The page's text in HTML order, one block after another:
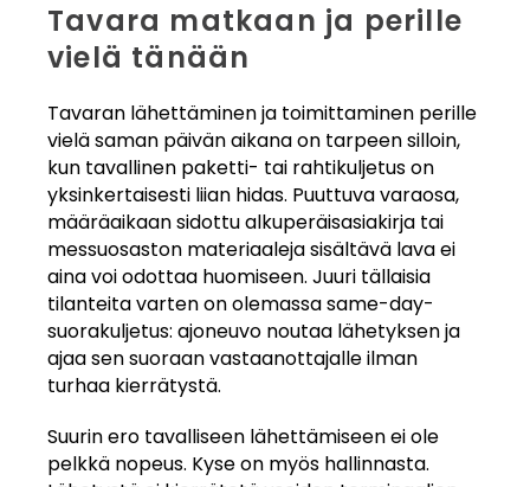
Tavara matkaan ja perille
vielä tänään
Tavaran lähettäminen ja toimittaminen perille
vielä saman päivän aikana on tarpeen silloin,
kun tavallinen paketti- tai rahtikuljetus on
yksinkertaisesti liian hidas. Puuttuva varaosa,
määräaikaan sidottu alkuperäisasiakirja tai
messuosaston materiaaleja sisältävä lava ei
aina voi odottaa huomiseen. Juuri tällaisia
tilanteita varten on olemassa same-day-
suorakuljetus: ajoneuvo noutaa lähetyksen ja
ajaa sen suoraan vastaanottajalle ilman
turhaa kierrätystä.
Suurin ero tavalliseen lähettämiseen ei ole
pelkkä nopeus. Kyse on myös hallinnasta.